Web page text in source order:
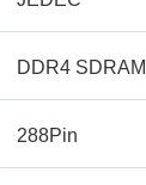
DDR4 SDRAM
288Pin